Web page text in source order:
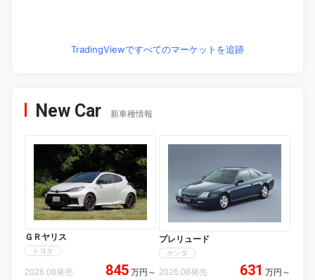
TradingViewですべてのマーケットを追跡
New Car 新車種情報
ＧＲヤリス
トヨタ
2026.08発売 845 万円 ～
プレリュード
ホンダ
2026.08発売 631 万円 ～